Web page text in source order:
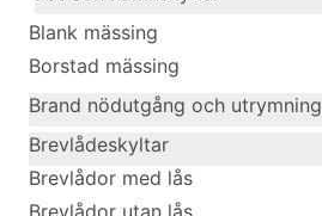
Blank mässing
Borstad mässing
Brand nödutgång och utrymning
Brevlådeskyltar
Brevlådor med lås
Brevlådor utan lås